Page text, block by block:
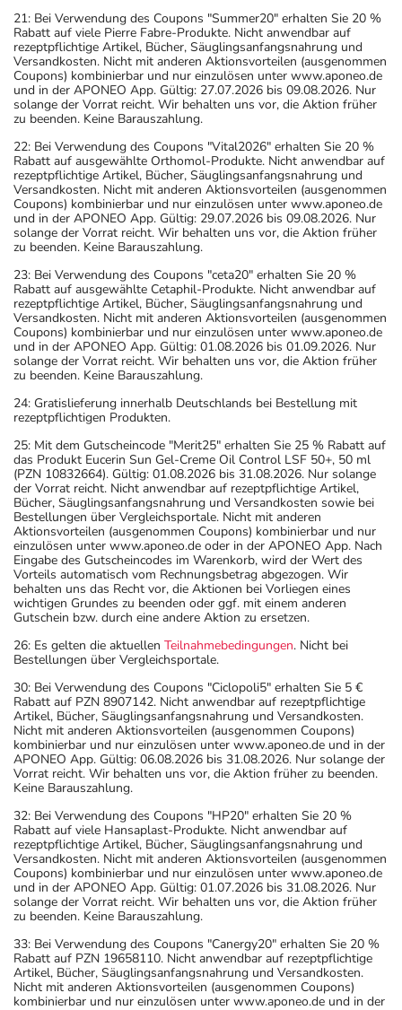
21: Bei Verwendung des Coupons "Summer20" erhalten Sie 20 %
Rabatt auf viele Pierre Fabre-Produkte. Nicht anwendbar auf
rezeptpflichtige Artikel, Bücher, Säuglingsanfangsnahrung und
Versandkosten. Nicht mit anderen Aktionsvorteilen (ausgenommen
Coupons) kombinierbar und nur einzulösen unter www.aponeo.de
und in der APONEO App. Gültig: 27.07.2026 bis 09.08.2026. Nur
solange der Vorrat reicht. Wir behalten uns vor, die Aktion früher
zu beenden. Keine Barauszahlung.
22: Bei Verwendung des Coupons "Vital2026" erhalten Sie 20 %
Rabatt auf ausgewählte Orthomol-Produkte. Nicht anwendbar auf
rezeptpflichtige Artikel, Bücher, Säuglingsanfangsnahrung und
Versandkosten. Nicht mit anderen Aktionsvorteilen (ausgenommen
Coupons) kombinierbar und nur einzulösen unter www.aponeo.de
und in der APONEO App. Gültig: 29.07.2026 bis 09.08.2026. Nur
solange der Vorrat reicht. Wir behalten uns vor, die Aktion früher
zu beenden. Keine Barauszahlung.
23: Bei Verwendung des Coupons "ceta20" erhalten Sie 20 %
Rabatt auf ausgewählte Cetaphil-Produkte. Nicht anwendbar auf
rezeptpflichtige Artikel, Bücher, Säuglingsanfangsnahrung und
Versandkosten. Nicht mit anderen Aktionsvorteilen (ausgenommen
Coupons) kombinierbar und nur einzulösen unter www.aponeo.de
und in der APONEO App. Gültig: 01.08.2026 bis 01.09.2026. Nur
solange der Vorrat reicht. Wir behalten uns vor, die Aktion früher
zu beenden. Keine Barauszahlung.
24: Gratislieferung innerhalb Deutschlands bei Bestellung mit
rezeptpflichtigen Produkten.
25: Mit dem Gutscheincode "Merit25" erhalten Sie 25 % Rabatt auf
das Produkt Eucerin Sun Gel-Creme Oil Control LSF 50+, 50 ml
(PZN 10832664). Gültig: 01.08.2026 bis 31.08.2026. Nur solange
der Vorrat reicht. Nicht anwendbar auf rezeptpflichtige Artikel,
Bücher, Säuglingsanfangsnahrung und Versandkosten sowie bei
Bestellungen über Vergleichsportale. Nicht mit anderen
Aktionsvorteilen (ausgenommen Coupons) kombinierbar und nur
einzulösen unter www.aponeo.de oder in der APONEO App. Nach
Eingabe des Gutscheincodes im Warenkorb, wird der Wert des
Vorteils automatisch vom Rechnungsbetrag abgezogen. Wir
behalten uns das Recht vor, die Aktionen bei Vorliegen eines
wichtigen Grundes zu beenden oder ggf. mit einem anderen
Gutschein bzw. durch eine andere Aktion zu ersetzen.
26: Es gelten die aktuellen Teilnahmebedingungen. Nicht bei
Bestellungen über Vergleichsportale.
30: Bei Verwendung des Coupons "Ciclopoli5" erhalten Sie 5 €
Rabatt auf PZN 8907142. Nicht anwendbar auf rezeptpflichtige
Artikel, Bücher, Säuglingsanfangsnahrung und Versandkosten.
Nicht mit anderen Aktionsvorteilen (ausgenommen Coupons)
kombinierbar und nur einzulösen unter www.aponeo.de und in der
APONEO App. Gültig: 06.08.2026 bis 31.08.2026. Nur solange der
Vorrat reicht. Wir behalten uns vor, die Aktion früher zu beenden.
Keine Barauszahlung.
32: Bei Verwendung des Coupons "HP20" erhalten Sie 20 %
Rabatt auf viele Hansaplast-Produkte. Nicht anwendbar auf
rezeptpflichtige Artikel, Bücher, Säuglingsanfangsnahrung und
Versandkosten. Nicht mit anderen Aktionsvorteilen (ausgenommen
Coupons) kombinierbar und nur einzulösen unter www.aponeo.de
und in der APONEO App. Gültig: 01.07.2026 bis 31.08.2026. Nur
solange der Vorrat reicht. Wir behalten uns vor, die Aktion früher
zu beenden. Keine Barauszahlung.
33: Bei Verwendung des Coupons "Canergy20" erhalten Sie 20 %
Rabatt auf PZN 19658110. Nicht anwendbar auf rezeptpflichtige
Artikel, Bücher, Säuglingsanfangsnahrung und Versandkosten.
Nicht mit anderen Aktionsvorteilen (ausgenommen Coupons)
kombinierbar und nur einzulösen unter www.aponeo.de und in der